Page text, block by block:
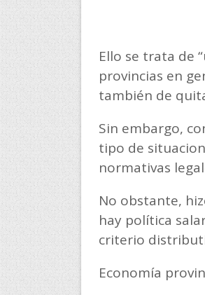
Ello se trata de
provincias en
también de
Sin embargo,
tipo de
normativas
No obstante,
hay política
criterio
Economía